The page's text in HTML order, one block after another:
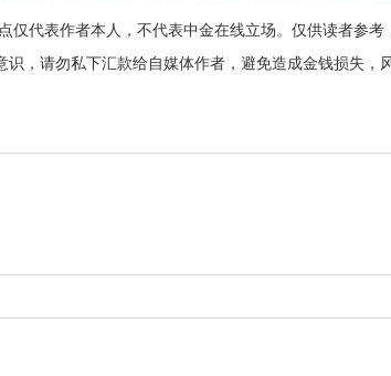
仅代表作者本人，不代表中金在线立场。仅供读者参考
，请勿私下汇款给自媒体作者，避免造成金钱损失，